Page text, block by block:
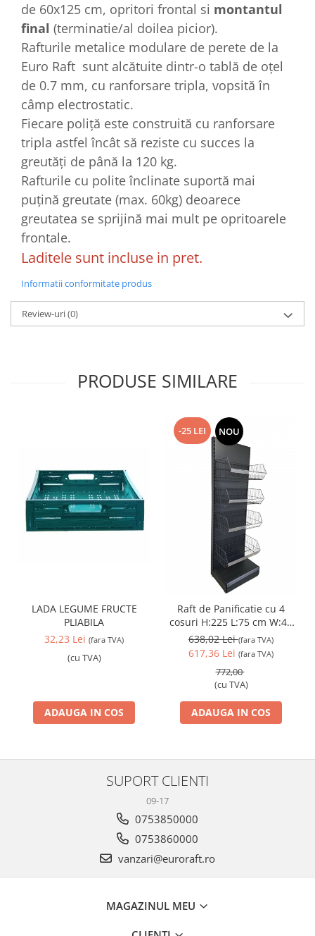
de 60x125 cm, opritori frontal si montantul
final (terminatie/al doilea picior).
Rafturile metalice modulare de perete de la
Euro Raft sunt alcătuite dintr-o tablă de oțel
de 0.7 mm, cu ranforsare tripla, vopsită în
câmp electrostatic.
Fiecare poliță este construită cu ranforsare
tripla astfel încât să reziste cu succes la
greutăți de până la 120 kg.
Rafturile cu polite înclinate suportă mai
puțină greutate (max. 60kg) deoarece
greutatea se sprijină mai mult pe opritoarele
frontale.
Laditele sunt incluse in pret.
Informatii conformitate produs
Review-uri(0)
PRODUSE SIMILARE
LADA LEGUME FRUCTE
PLIABILA
32,23 Lei (fara TVA)
(cu TVA)
ADAUGA IN COS
-25 LEI NOU
Raft de Panificatie cu 4
cosuri H:225 L:75 cm W:40
cm
638,02 Lei(fara TVA)
617,36 Lei (fara TVA)
772,00
(cu TVA)
ADAUGA IN COS
SUPORT CLIENTI
09-17
0753850000
0753860000
vanzari@euroraft.ro
MAGAZINUL MEU